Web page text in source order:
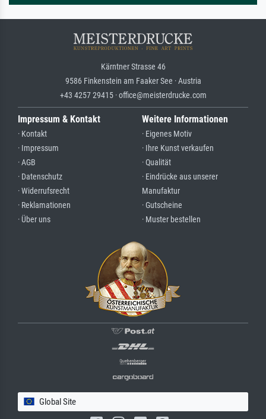
Kärntner Strasse 46
9586 Finkenstein am Faaker See · Austria
+43 4257 29415 · office@meisterdrucke.com
Impressum & Kontakt
· Kontakt
· Impressum
· AGB
· Datenschutz
· Widerrufsrecht
· Reklamationen
· Über uns
Weitere Informationen
· Eigenes Motiv
· Ihre Kunst verkaufen
· Qualität
· Eindrücke aus unserer
Manufaktur
· Gutscheine
· Muster bestellen
Global Site